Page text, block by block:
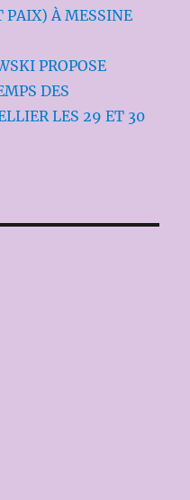
PAIX) À MESSINE
PROPOSE
DES
LES 29 ET 30